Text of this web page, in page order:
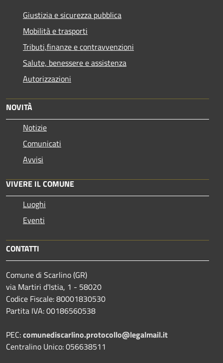
Giustizia e sicurezza pubblica
Mobilità e trasporti
Tributi,finanze e contravvenzioni
Salute, benessere e assistenza
Autorizzazioni
NOVITÀ
Notizie
Comunicati
Avvisi
VIVERE IL COMUNE
Luoghi
Eventi
CONTATTI
Comune di Scarlino (GR)
via Martiri d'Istia, 1 - 58020
Codice Fiscale: 80001830530
Partita IVA: 00186560538
PEC:comunediscarlino.protocollo@legalmail.it
Centralino Unico: 056638511